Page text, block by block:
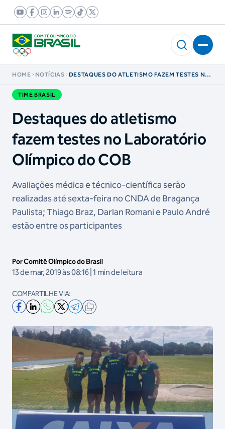
HOME NOTÍCIAS
DESTAQUES DO ATLETISMO FAZEM TESTES NO
TIME BRASIL
Destaques do atletismo
fazem testes no Laboratório
Olímpico do COB
Avaliações médica e técnico-científica serão
realizadas até sexta-feira no CNDA de Bragança
Paulista; Thiago Braz, Darlan Romani e Paulo André
estão entre os participantes
Por Comitê Olímpico do Brasil
13 de mar, 2019 às 08:16 | 1 min de leitura
COMPARTILHE VIA: